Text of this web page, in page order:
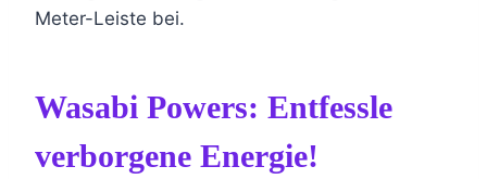
Meter-Leiste bei.
Wasabi Powers: Entfessle
verborgene Energie!